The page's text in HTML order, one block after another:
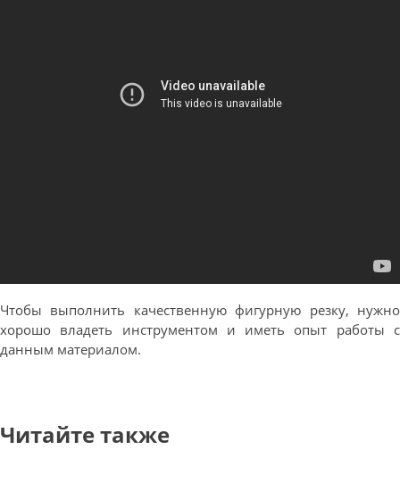
Чтобы выполнить качественную фигурную резку, нужно
хорошо владеть инструментом и иметь опыт работы с
данным материалом.
Читайте также